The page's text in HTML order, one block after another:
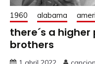
1960 alabama
there´s a
brothers